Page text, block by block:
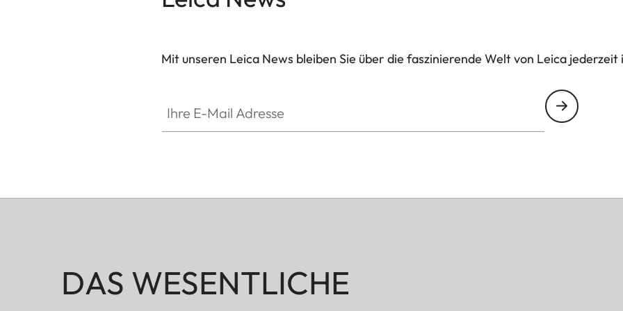
Mit unseren Leica News bleiben Sie über die faszinierende Welt von Leica
DAS WESENTLICHE